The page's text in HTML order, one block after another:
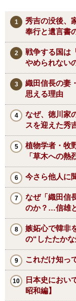
秀吉の没後、
奉行と遺言書
戦争する国は
やめられない
織田信長の妻
思える理由
なぜ、徳川家
スを迎えた秀
植物学者・牧
「草木への熱
今さら他人に
なぜ「織田信
のか？…信雄
嫉妬心で韓非
の“したたか
これだけ知っ
日本史におい
昭和編】